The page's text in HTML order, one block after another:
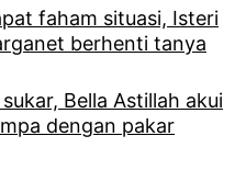
faham situasi, Isteri
berhenti tanya
Bella Astillah akui
dengan pakar